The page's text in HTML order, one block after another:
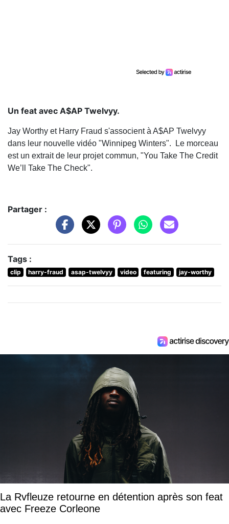
Un feat avec A$AP Twelvyy.
Jay Worthy et Harry Fraud s'associent à A$AP Twelvyy
dans leur nouvelle vidéo "Winnipeg Winters". Le morceau
est un extrait de leur projet commun, "You Take The Credit
We’ll Take The Check".
Partager :
Tags :
clip harry-fraud asap-twelvyy video featuring jay-worthy
La Rvfleuze retourne en détention après son feat
avec Freeze Corleone